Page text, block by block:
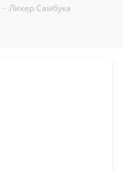
- Ликер Самбука